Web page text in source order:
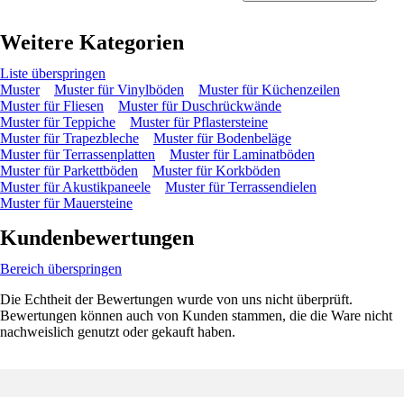
Weitere Kategorien
Liste überspringen
Muster
Muster für Vinylböden
Muster für Küchenzeilen
Muster für Fliesen
Muster für Duschrückwände
Muster für Teppiche
Muster für Pflastersteine
Muster für Trapezbleche
Muster für Bodenbeläge
Muster für Terrassenplatten
Muster für Laminatböden
Muster für Parkettböden
Muster für Korkböden
Muster für Akustikpaneele
Muster für Terrassendielen
Muster für Mauersteine
Kundenbewertungen
Bereich überspringen
Die Echtheit der Bewertungen wurde von uns nicht überprüft.
Bewertungen können auch von Kunden stammen, die die Ware nicht
nachweislich genutzt oder gekauft haben.